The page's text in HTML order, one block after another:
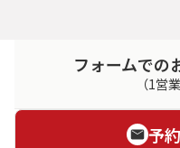
フォームでの
（1営
予